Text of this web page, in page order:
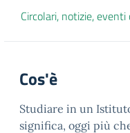
Circolari, notizie,
Cos'è
Studiare in un
significa, oggi più